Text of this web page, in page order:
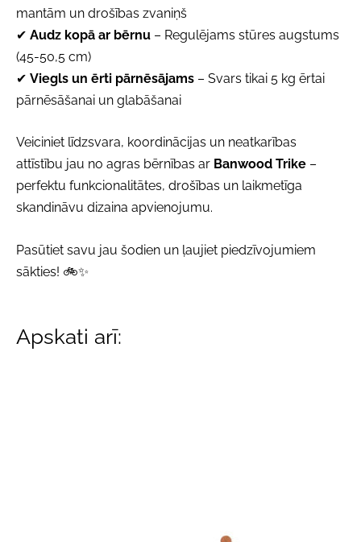
mantām un drošības zvaniņš
✔ Audz kopā ar bērnu – Regulējams stūres augstums
(45-50,5 cm)
✔ Viegls un ērti pārnēsājams – Svars tikai 5 kg ērtai
pārnēsāšanai un glabāšanai
Veiciniet līdzsvara, koordinācijas un neatkarības
attīstību jau no agras bērnības ar Banwood Trike –
perfektu funkcionalitātes, drošības un laikmetīga
skandināvu dizaina apvienojumu.
Pasūtiet savu jau šodien un ļaujiet piedzīvojumiem
sākties! 🚲✨
Apskati arī: